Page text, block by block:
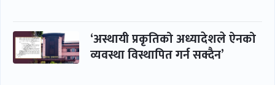
‘अस्थायी प्रकृतिको अध्यादेशले ऐनको
व्यवस्था विस्थापित गर्न सक्दैन’